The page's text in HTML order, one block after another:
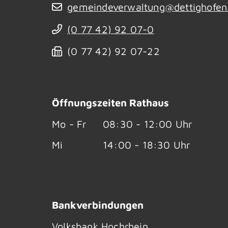
(0 77 42) 92 07-0
(0 77 42) 92 07-22
Öffnungszeiten Rathaus
Mo - Fr
08:30 - 12:00 Uhr
Mi
14:00 - 18:30 Uhr
Bankverbindungen